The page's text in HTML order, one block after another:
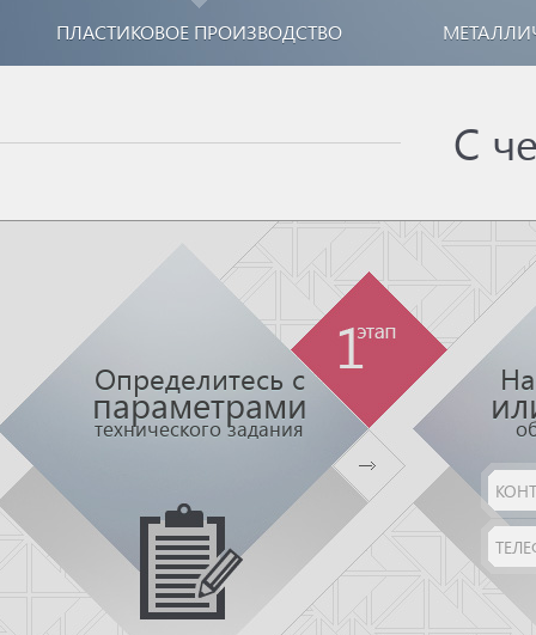
ПЛАСТИКОВОЕ ПРОИЗВОДСТВО
С
Определитесь с
параметрами
технического задания